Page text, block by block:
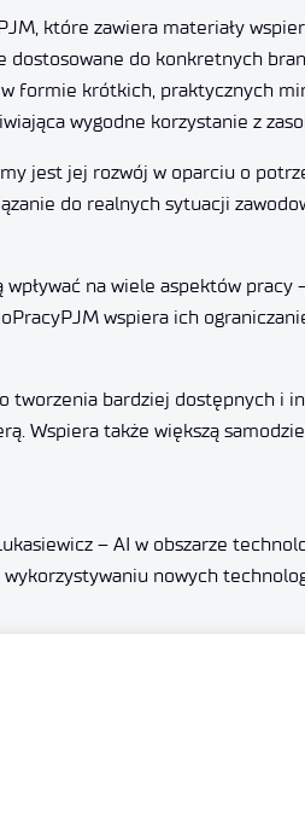
które zawiera materiały
dostosowane do konkretnych
formie krótkich, praktycznych
wygodne korzystanie z
jest jej rozwój w oparciu o
do realnych sytuacji
na wiele aspektów
wspiera ich
tworzenia bardziej dostępnych i
Wspiera także większą
– AI w obszarze
nowych